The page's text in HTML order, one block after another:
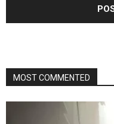
MOST COMMENTED